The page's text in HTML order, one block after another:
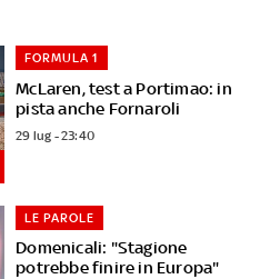
McLaren, test a Portimao: in
pista anche Fornaroli
FORMULA 1
29 lug - 23:40
Domenicali: "Stagione
potrebbe finire in Europa"
LE PAROLE